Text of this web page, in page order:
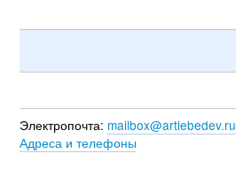
Электропочта: mailbox@artlebedev.ru
Адреса и телефоны